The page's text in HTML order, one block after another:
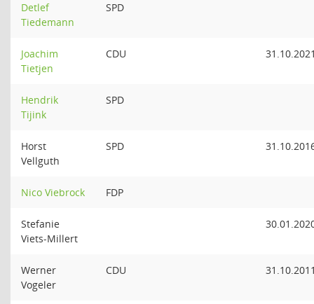
Detlef
Tiedemann
SPD
Joachim
Tietjen
CDU
Hendrik
Tijink
SPD
Horst
Vellguth
SPD
Nico Viebrock FDP
Stefanie
Viets-Millert
Werner
Vogeler
CDU